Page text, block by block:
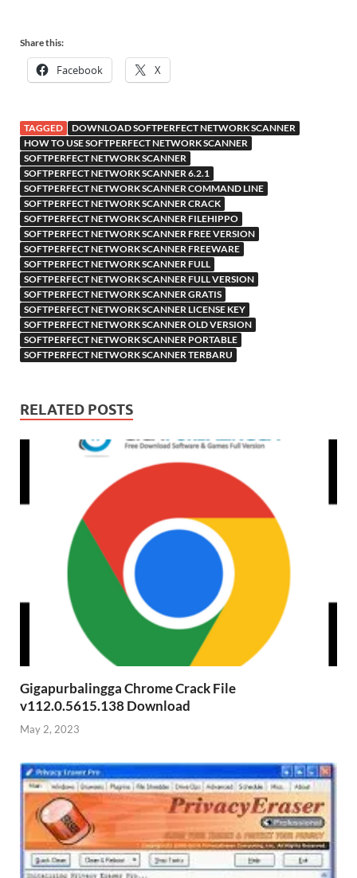
Share this:
Facebook X
TAGGED
DOWNLOAD SOFTPERFECT NETWORK SCANNER
HOW TO USE SOFTPERFECT NETWORK SCANNER
SOFTPERFECT NETWORK SCANNER
SOFTPERFECT NETWORK SCANNER 6.2.1
SOFTPERFECT NETWORK SCANNER COMMAND LINE
SOFTPERFECT NETWORK SCANNER CRACK
SOFTPERFECT NETWORK SCANNER FILEHIPPO
SOFTPERFECT NETWORK SCANNER FREE VERSION
SOFTPERFECT NETWORK SCANNER FREEWARE
SOFTPERFECT NETWORK SCANNER FULL
SOFTPERFECT NETWORK SCANNER FULL VERSION
SOFTPERFECT NETWORK SCANNER GRATIS
SOFTPERFECT NETWORK SCANNER LICENSE KEY
SOFTPERFECT NETWORK SCANNER OLD VERSION
SOFTPERFECT NETWORK SCANNER PORTABLE
SOFTPERFECT NETWORK SCANNER TERBARU
RELATED POSTS
Gigapurbalingga Chrome Crack File
v112.0.5615.138 Download
May 2, 2023